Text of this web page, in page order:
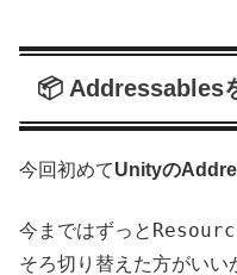
📦 Addressables
今回初めてUnityの
今まではずっと
そろ切り替えた方がいい